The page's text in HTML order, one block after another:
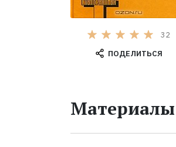
32
ПОДЕЛИТЬСЯ
Материалы